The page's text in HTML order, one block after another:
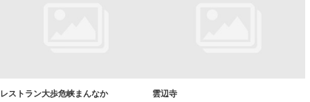
レストラン大歩危峡まんなか 雲辺寺